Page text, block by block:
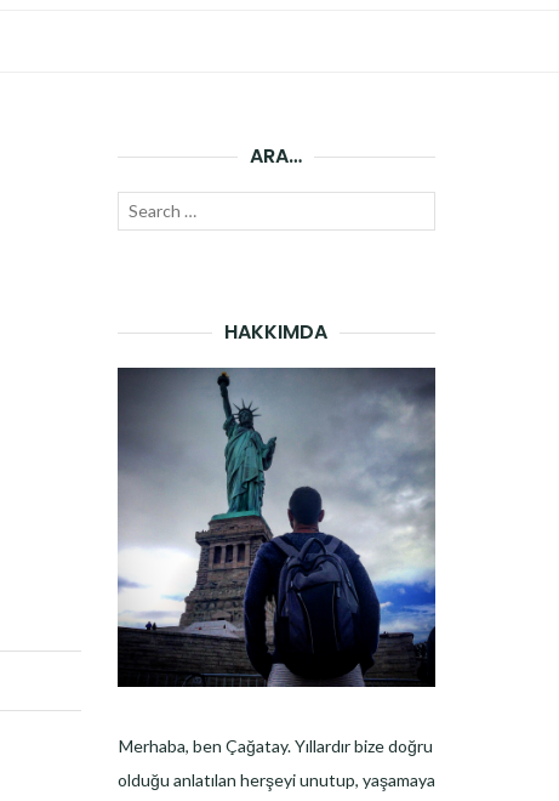
ARA…
Search
HAKKIMDA
Merhaba, ben Çağatay. Yıllardır bize doğru
olduğu anlatılan herşeyi unutup, yaşamaya